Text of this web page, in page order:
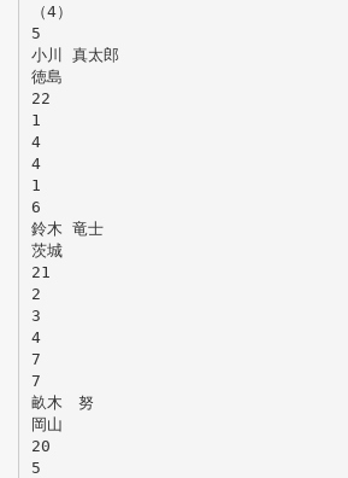
（4）
5
小川 真太郎
徳島
22
1
4
4
1
6
鈴木 竜士
茨城
21
2
3
4
7
7
畝木 努
岡山
20
5